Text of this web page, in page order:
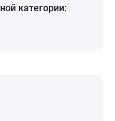
категории: